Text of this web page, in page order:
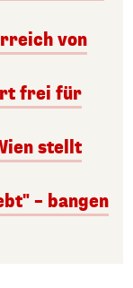
von
frei für
stellt
– bangen